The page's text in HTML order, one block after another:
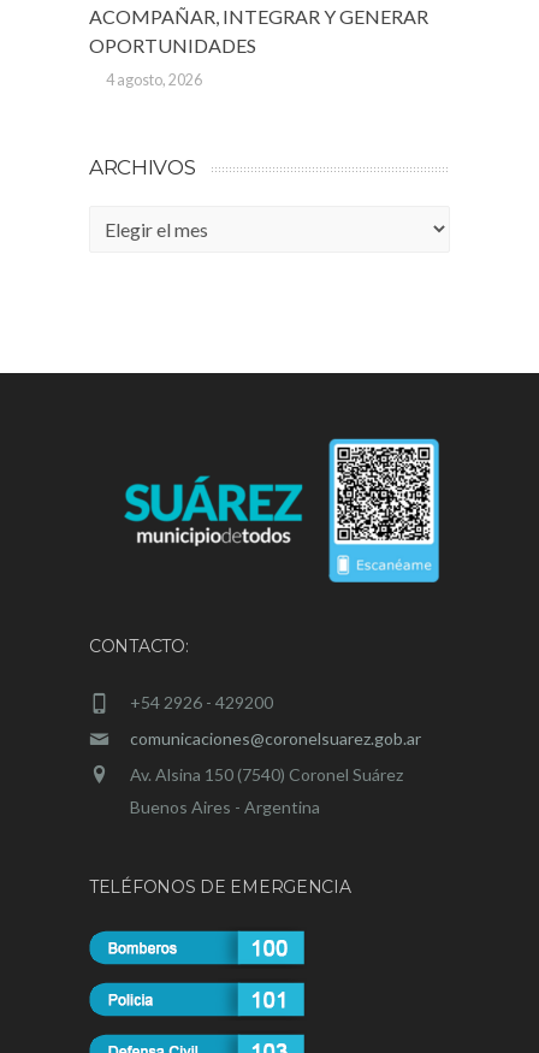
ACOMPAÑAR, INTEGRAR Y GENERAR
OPORTUNIDADES
4 agosto, 2026
ARCHIVOS
Archivos
CONTACTO:
+54 2926 - 429200
comunicaciones@coronelsuarez.gob.ar
Av. Alsina 150 (7540) Coronel Suárez
Buenos Aires - Argentina
TELÉFONOS DE EMERGENCIA